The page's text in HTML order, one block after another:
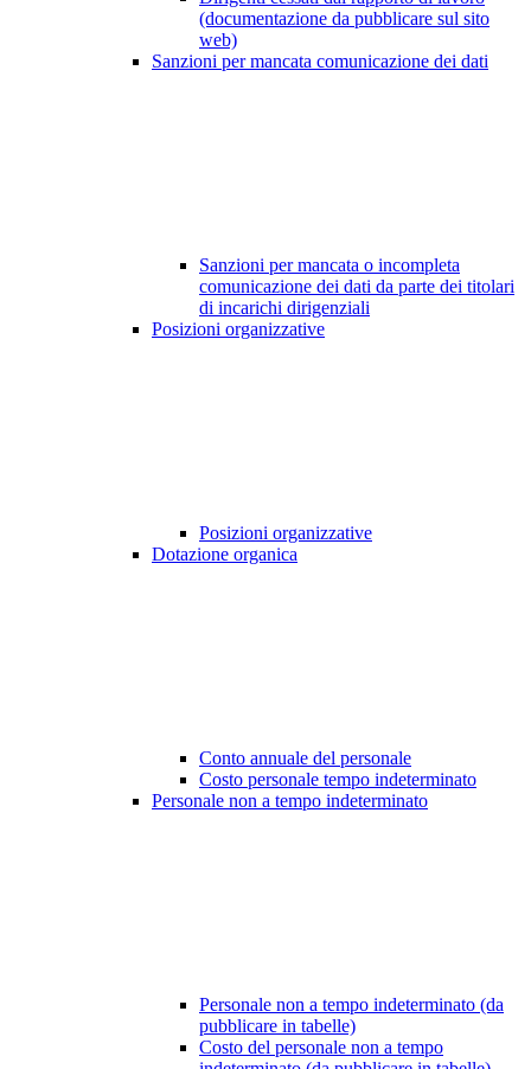
(documentazione da pubblicare sul sito
web)
Sanzioni per mancata comunicazione dei dati
Sanzioni per mancata o incompleta
comunicazione dei dati da parte dei titolari
di incarichi dirigenziali
Posizioni organizzative
Posizioni organizzative
Dotazione organica
Conto annuale del personale
Costo personale tempo indeterminato
Personale non a tempo indeterminato
Personale non a tempo indeterminato (da
pubblicare in tabelle)
Costo del personale non a tempo